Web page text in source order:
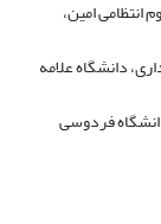
انتظامی امین،
دانشگاه علامه
فردوسی